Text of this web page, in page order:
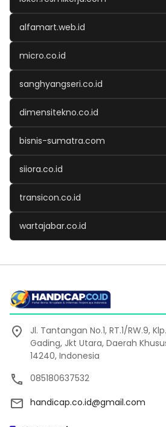
alfamart.web.id
micro.co.id
sanghyangseri.co.id
dimensitekno.co.id
bisnis-sumatra.com
siiora.co.id
transicon.co.id
wartajabar.co.id
Jl. Tantangan No.1, RT.1/RW.9,
Gading, Jkt Utara, Daerah
14240, Indonesia
085180637532
handicap.co.id@gmail.com